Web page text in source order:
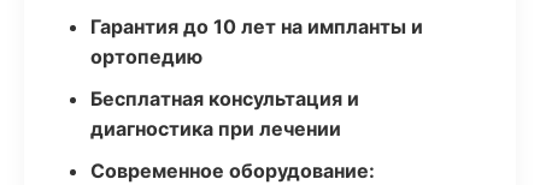
Гарантия до 10 лет на импланты и
ортопедию
Бесплатная консультация и
диагностика при лечении
Современное оборудование: